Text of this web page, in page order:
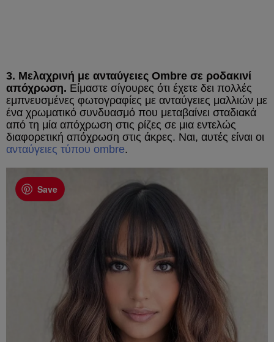
3. Μελαχρινή με ανταύγειες Ombre σε ροδακινί
απόχρωση. Είμαστε σίγουρες ότι έχετε δει πολλές
εμπνευσμένες φωτογραφίες με ανταύγειες μαλλιών με
ένα χρωματικό συνδυασμό που μεταβαίνει σταδιακά
από τη μία απόχρωση στις ρίζες σε μια εντελώς
διαφορετική απόχρωση στις άκρες. Ναι, αυτές είναι οι
ανταύγειες τύπου ombre.
Save